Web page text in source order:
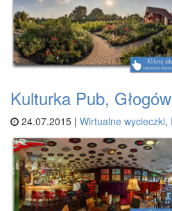
Kulturka Pub, Głogów
24.07.2015 | Wirtualne wycieczki,